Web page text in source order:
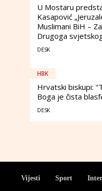
U Mostaru
Kasapović
Muslimani BiH –
Drugoga
DESK
HBK
Hrvatski biskupi:
Boga je čista
DESK
Vijesti Sport